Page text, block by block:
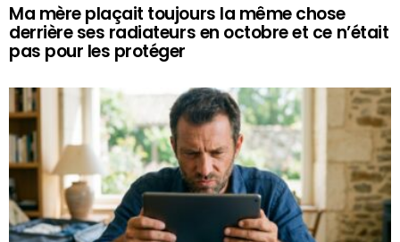
Ma mère plaçait toujours la même chose
derrière ses radiateurs en octobre et ce n’était
pas pour les protéger